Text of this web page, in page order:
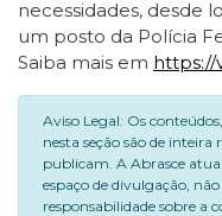
necessidades, desde
um posto da Polícia
Saiba mais em https://
Aviso Legal: Os
nesta seção são de inteira
publicam. A Abrasce
espaço de divulgação,
responsabilidade sobre a